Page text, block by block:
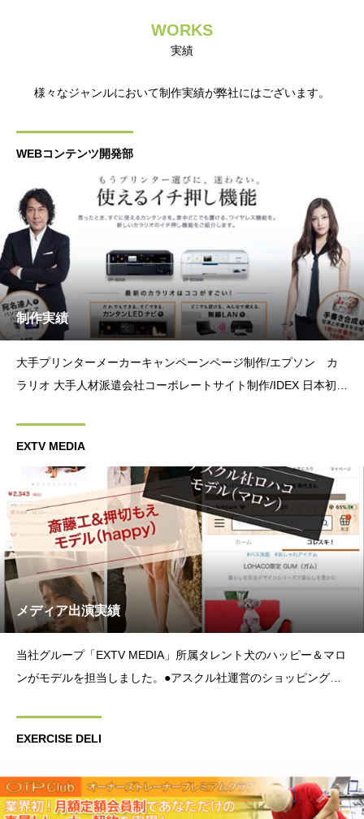
WORKS
実績
様々なジャンルにおいて制作実績が弊社にはございます。
WEBコンテンツ開発部
制作実績
大手プリンターメーカーキャンペーンページ制作/エプソン カ
ラリオ 大手人材派遣会社コーポレートサイト制作/IDEX 日本初！
EXTV MEDIA
メディア出演実績
当社グループ「EXTV MEDIA」所属タレント犬のハッピー＆マロ
ンがモデルを担当しました。●アスクル社運営のショッピングサ
nb
EXERCISE DELI